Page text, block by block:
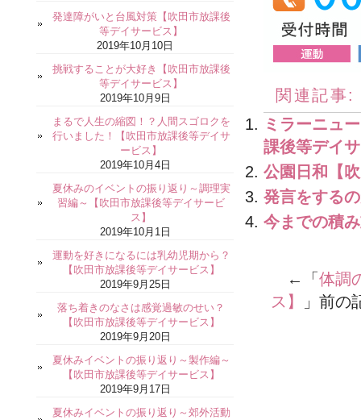
関連記事:
ミラーニュ
課後等デイ
公園日和【
発言をする
今までの積
←「 体調
ス】
」前
発達障がいと台風対策【吹田市放課後
等デイサービス】
2019年10月10日
挑戦することが大好き【吹田市放課後
等デイサービス】
2019年10月9日
まるで人生の縮図！？人間スゴロクを
行いました！【吹田市放課後等デイサ
ービス】
2019年10月4日
夏休みのイベントの振り返り～調理実
習編～【吹田市放課後等デイサービ
ス】
2019年10月1日
運動を好きになるには乳幼児期から？
【吹田市放課後等デイサービス】
2019年9月25日
落ち着きのなさは感覚過敏のせい？
【吹田市放課後等デイサービス】
2019年9月20日
夏休みイベントの振り返り～製作編～
【吹田市放課後等デイサービス】
2019年9月17日
夏休みイベントの振り返り～郊外活動